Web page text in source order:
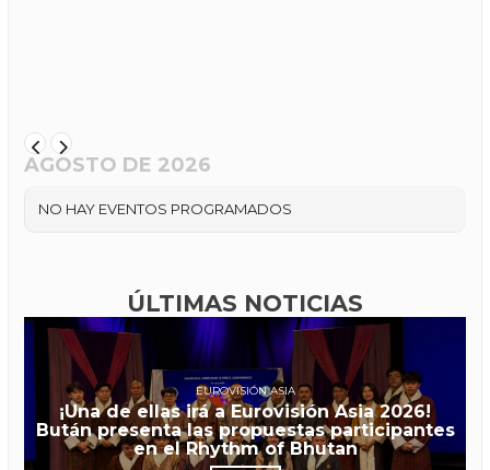
AGOSTO DE 2026
NO HAY EVENTOS PROGRAMADOS
ÚLTIMAS NOTICIAS
EUROVISIÓN ASIA
¡Una de ellas irá a Eurovisión Asia 2026!
Bután presenta las propuestas participantes
en el Rhythm of Bhutan